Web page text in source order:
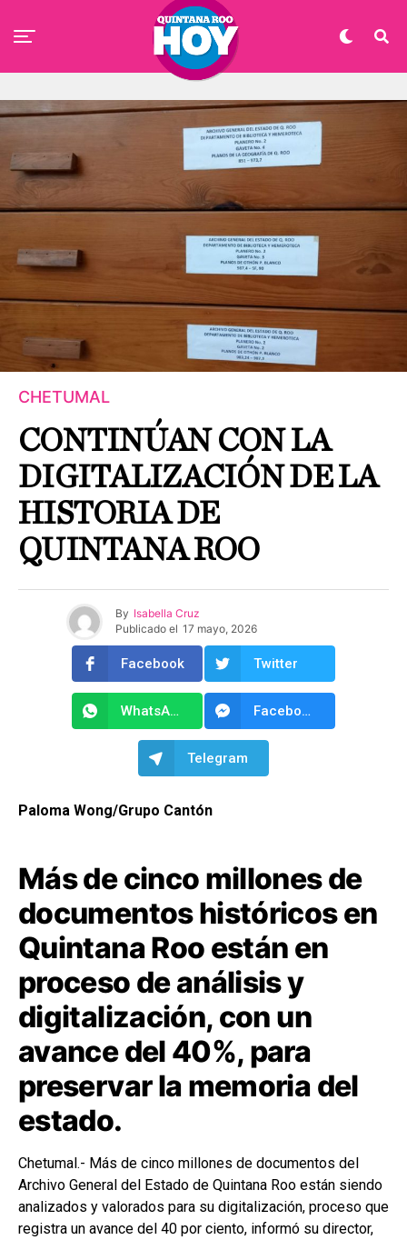
CHETUMAL
CONTINÚAN CON LA
DIGITALIZACIÓN DE LA
HISTORIA DE
QUINTANA ROO
By Isabella Cruz
Publicado el 17 mayo, 2026
Facebook Twitter
WhatsApp Facebook Messenger
Telegram
Paloma Wong/Grupo Cantón
Más de cinco millones de
documentos históricos en
Quintana Roo están en
proceso de análisis y
digitalización, con un
avance del 40%, para
preservar la memoria del
estado.
Chetumal.- Más de cinco millones de documentos del
Archivo General del Estado de Quintana Roo están siendo
analizados y valorados para su digitalización, proceso que
registra un avance del 40 por ciento, informó su director,